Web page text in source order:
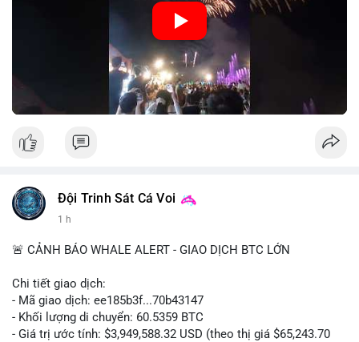
🎥 Xem video trực tiếp tại:
Nguồn: Đồng Tâm
Đội Trinh Sát Cá Voi
1 h
🚨 CẢNH BÁO WHALE ALERT - GIAO DỊCH BTC LỚN
Chi tiết giao dịch:
- Mã giao dịch: ee185b3f...70b43147
- Khối lượng di chuyển: 60.5359 BTC
- Giá trị ước tính: $3,949,588.32 USD (theo thị giá $65,243.70